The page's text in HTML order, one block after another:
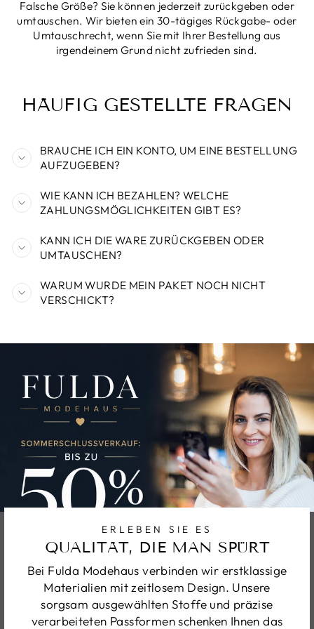
Falsche Größe? Sie können jederzeit zurückgeben oder
umtauschen. Wir bieten ein 30-tägiges Rückgabe- oder
Umtauschrecht, wenn Sie mit Ihrer Bestellung aus
irgendeinem Grund nicht zufrieden sind.
HÄUFIG GESTELLTE FRAGEN
BRAUCHE ICH EIN KONTO, UM EINE BESTELLUNG
AUFZUGEBEN?
WIE KANN ICH BEZAHLEN? WELCHE
ZAHLUNGSMÖGLICHKEITEN GIBT ES?
KANN ICH DIE WARE ZURÜCKGEBEN ODER
UMTAUSCHEN?
WARUM WURDE MEIN PAKET NOCH NICHT
VERSCHICKT?
ERLEBEN SIE ES
QUALITÄT, DIE MAN SPÜRT
Bei Fulda Modehaus verbinden wir erstklassige
Materialien mit zeitlosem Design. Unsere
sorgsam ausgewählten Stoffe und präzise
verarbeiteten Passformen schenken Ihnen das